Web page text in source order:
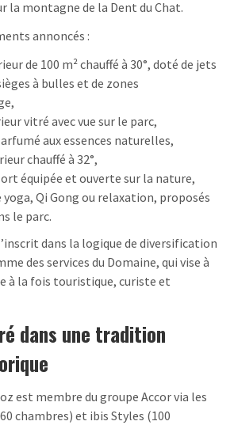
la montagne de la Dent du Chat.
annoncés :
de 100 m² chauffé à 30°, doté de jets
à bulles et de zones
vitré avec vue sur le parc,
aux essences naturelles,
chauffé à 32°,
équipée et ouverte sur la nature,
yoga, Qi Gong ou relaxation, proposés
le parc.
dans la logique de diversification
des services du Domaine, qui vise à
à la fois touristique, curiste et
dans une tradition
est membre du groupe Accor via les
chambres) et ibis Styles (100